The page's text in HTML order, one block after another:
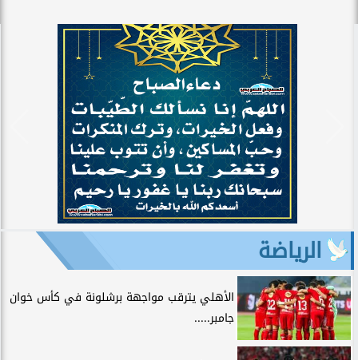
الرياضة
الأهلي يترقب مواجهة برشلونة في كأس خوان
جامبر.....